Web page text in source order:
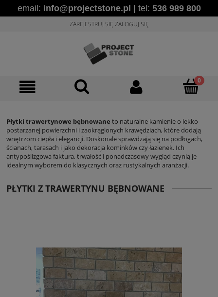
email: info@projectstone.pl | tel: 536 989 800
ZAREJESTRUJ SIĘ ZALOGUJ SIĘ
Płytki trawertynowe bębnowane to naturalne kamienie o lekko
postarzanej powierzchni i zaokrąglonych krawędziach, które dodają
wnętrzom ciepła i elegancji. Doskonale sprawdzają się na podłogach,
ścianach, tarasach i jako dekoracja kominków czy łazienek. Ich
antypoślizgowa faktura, trwałość i ponadczasowy wygląd czynią je
idealnym wyborem do klasycznych oraz rustykalnych aranżacji.
PŁYTKI Z TRAWERTYNU BĘBNOWANE